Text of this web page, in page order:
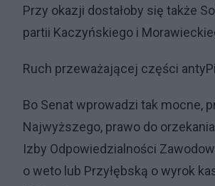
Przy okazji dostałoby się także
partii Kaczyńskiego i
Ruch przeważającej części
Bo Senat wprowadzi tak mocne,
Najwyższego, prawo do
Izby Odpowiedzialności
o weto lub Przyłębską o wyrok